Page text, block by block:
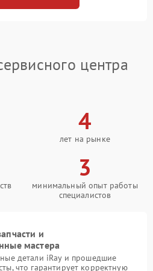
центра
4
лет на рынке
3
минимальный опыт работы
специалистов
и
мастера
детали iRay и прошедшие
что гарантирует корректную